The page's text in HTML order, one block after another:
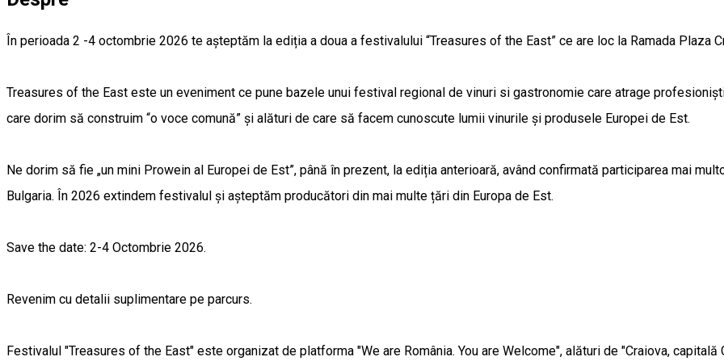
În perioada 2 -4 octombrie 2026 te așteptăm la ediția a doua a festivalului “Treasures of the East” ce are loc la Ramada Plaza
Treasures of the East este un eveniment ce pune bazele unui festival regional de vinuri si gastronomie care atrage
care dorim să construim “o voce comună” și alături de care să facem cunoscute lumii vinurile și produsele Europei de Est.
Ne dorim să fie „un mini Prowein al Europei de Est”, până în prezent, la ediția anterioară, având confirmată participarea mai
Bulgaria. În 2026 extindem festivalul și așteptăm producători din mai multe țări din Europa de Est.
Save the date: 2-4 Octombrie 2026.
Revenim cu detalii suplimentare pe parcurs.
Festivalul "Treasures of the East" este organizat de platforma "We are România. You are Welcome", alături de "Craiova,